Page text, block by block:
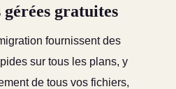
gratuites
fournissent des
sur tous les plans, y
de tous vos fichiers,